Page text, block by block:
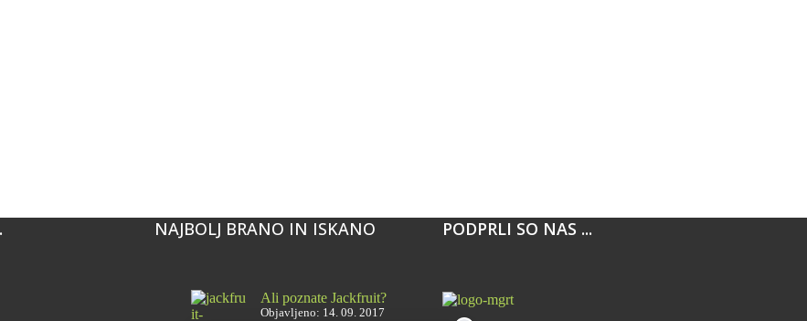
NAJBOLJ BRANO IN ISKANO
Ali poznate Jackfruit?
Objavljeno: 14. 09. 2017
PODPRLI SO NAS ...